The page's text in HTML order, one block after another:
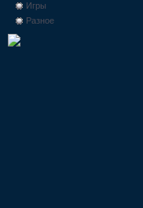
Игры
Разное